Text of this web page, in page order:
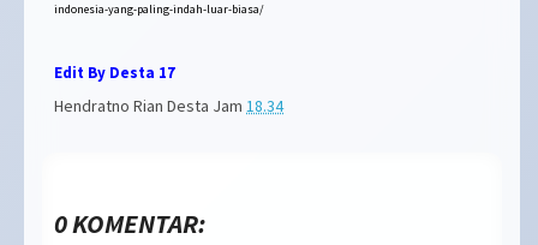
indonesia-yang-paling-indah-luar-biasa/
Edit By Desta 17
Hendratno Rian Desta Jam 18.34
0 KOMENTAR: